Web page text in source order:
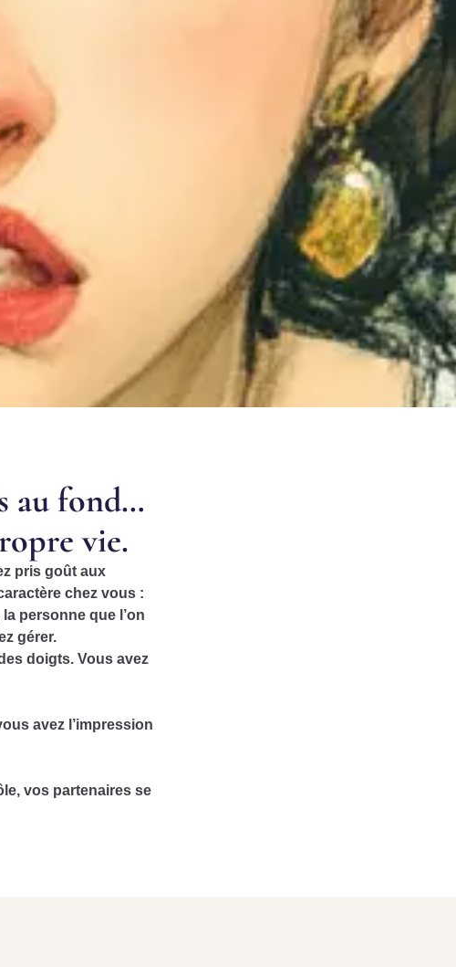
au fond…
vie.
pris goût aux
chez vous :
personne que l’on
gérer.
doigts. Vous avez
avez l’impression
vos partenaires se